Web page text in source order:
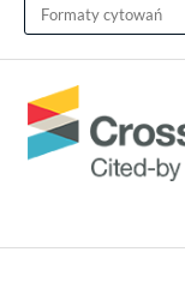
Formaty cytowań